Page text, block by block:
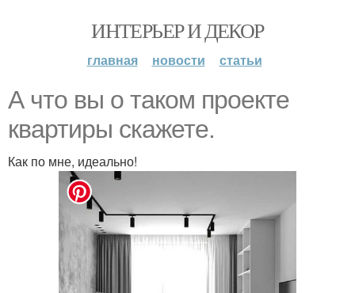
ИНТЕРЬЕР И ДЕКОР
главная новости статьи
А что вы о таком проекте
квартиры скажете.
Как по мне, идеально!